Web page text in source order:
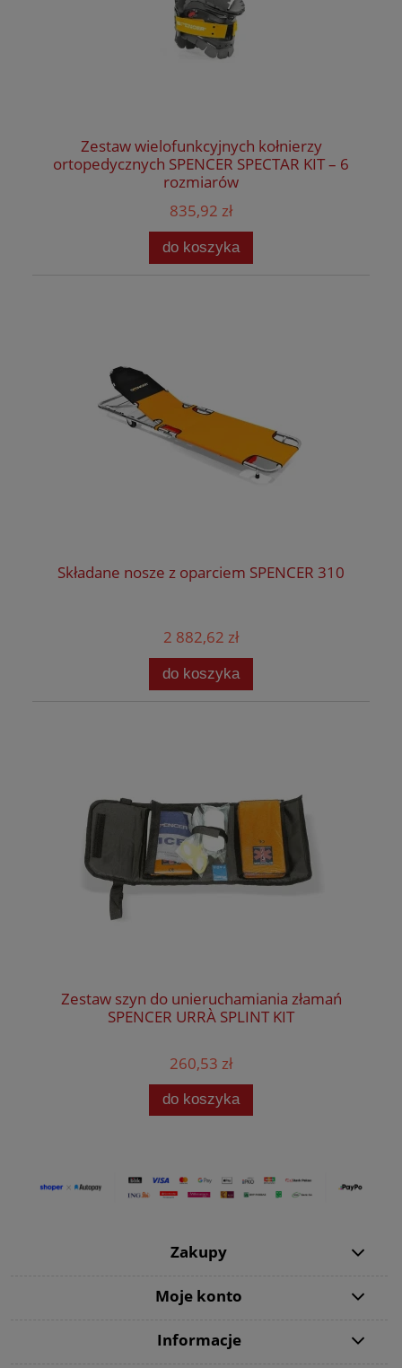
Zestaw wielofunkcyjnych kołnierzy
ortopedycznych SPENCER SPECTAR KIT – 6
rozmiarów
835,92 zł
do koszyka
Składane nosze z oparciem SPENCER 310
2 882,62 zł
do koszyka
Zestaw szyn do unieruchamiania złamań
SPENCER URRÀ SPLINT KIT
260,53 zł
do koszyka
Zakupy
Moje konto
Informacje